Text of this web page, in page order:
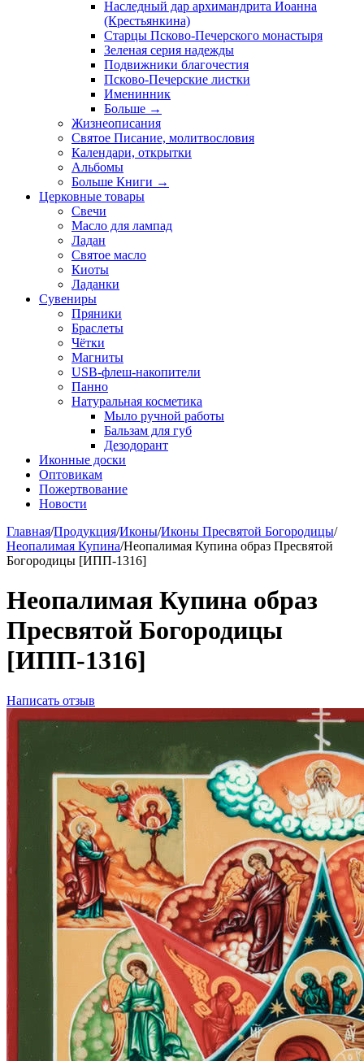
Наследный дар архимандрита Иоанна
(Крестьянкина)
Старцы Псково-Печерского монастыря
Зеленая серия надежды
Подвижники благочестия
Псково-Печерские листки
Именинник
Больше →
Жизнеописания
Святое Писание, молитвословия
Календари, открытки
Альбомы
Больше Книги →
Церковные товары
Свечи
Масло для лампад
Ладан
Святое масло
Киоты
Ладанки
Сувениры
Пряники
Браслеты
Чётки
Магниты
USB-флеш-накопители
Панно
Натуральная косметика
Мыло ручной работы
Бальзам для губ
Дезодорант
Иконные доски
Оптовикам
Пожертвование
Новости
Главная/Продукция/Иконы/Иконы Пресвятой Богородицы/
Неопалимая Купина/Неопалимая Купина образ Пресвятой
Богородицы [ИПП-1316]
Неопалимая Купина образ
Пресвятой Богородицы
[ИПП-1316]
Написать отзыв